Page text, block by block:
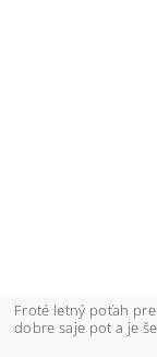
Froté letný poťah
dobre saje pot a je